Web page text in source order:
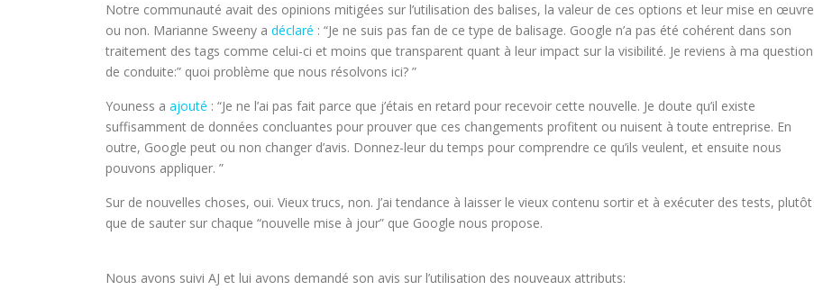
Notre communauté avait des opinions mitigées sur l’utilisation des balises, la valeur de ces options et leur mise en œuvre
ou non. Marianne Sweeny a déclaré : “Je ne suis pas fan de ce type de balisage. Google n’a pas été cohérent dans son
traitement des tags comme celui-ci et moins que transparent quant à leur impact sur la visibilité. Je reviens à ma question
de conduite:” quoi problème que nous résolvons ici? ”
Youness a ajouté : “Je ne l’ai pas fait parce que j’étais en retard pour recevoir cette nouvelle. Je doute qu’il existe
suffisamment de données concluantes pour prouver que ces changements profitent ou nuisent à toute entreprise. En
outre, Google peut ou non changer d’avis. Donnez-leur du temps pour comprendre ce qu’ils veulent, et ensuite nous
pouvons appliquer. ”
Sur de nouvelles choses, oui. Vieux trucs, non. J’ai tendance à laisser le vieux contenu sortir et à exécuter des tests, plutôt
que de sauter sur chaque “nouvelle mise à jour” que Google nous propose.
Nous avons suivi AJ et lui avons demandé son avis sur l’utilisation des nouveaux attributs: